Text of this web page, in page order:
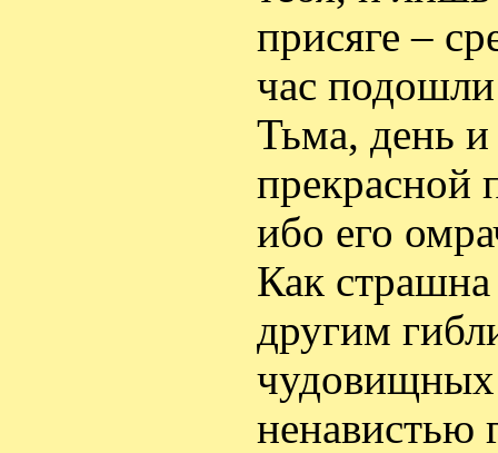
присяге –
час
Тьма, день
прекрасной
ибо его
Как
другим
ненавистью